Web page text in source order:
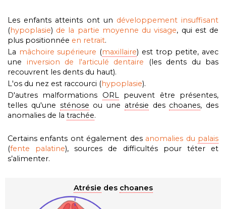
Les enfants atteints ont un développement insuffisant
(hypoplasie) de la partie moyenne du visage, qui est de
plus positionnée en retrait.
La mâchoire supérieure (maxillaire) est trop petite, avec
une inversion de l'articulé dentaire (les dents du bas
recouvrent les dents du haut).
L'os du nez est raccourci (hypoplasie).
D'autres malformations ORLpeuvent être présentes,
telles qu'une sténose ou une atrésie des choanes, des
anomalies de la trachée.
Certains enfants ont également des anomalies du palais
(fente palatine), sources de difficultés pour téter et
s’alimenter.
Atrésie des choanes